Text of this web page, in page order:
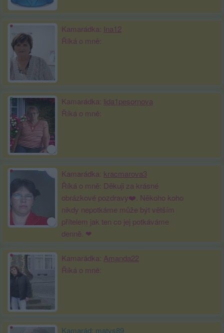
Kamarádka: Ina12
Říká o mně:
Kamarádka: lida1pesornova
Říká o mně:
Kamarádka: kracmarova3
Říká o mně: Děkuji za krásné
obrázkové pozdravy❤️. Někoho koho
nikdy nepotkáme může být větším
přítelem jak ten co jej potkáváme
denně. ❤
Kamarádka: Amanda22
Říká o mně:
Kamarád: matys89